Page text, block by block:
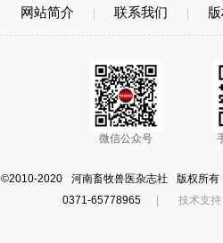
网站简介 联系我们
微信公众号
©2010-2020 河南畜牧兽医杂志社 版权所有
0371-65778965
技术支持